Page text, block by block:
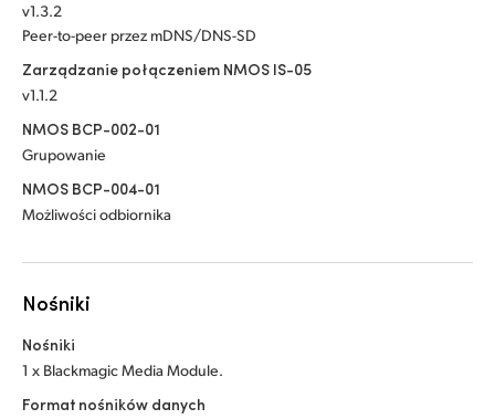
v1.3.2
Peer-to-peer przez mDNS/DNS-SD
Zarządzanie połączeniem NMOS IS-05
v1.1.2
NMOS BCP-002-01
Grupowanie
NMOS BCP-004-01
Możliwości odbiornika
Nośniki
Nośniki
1 x Blackmagic Media Module.
Format nośników danych